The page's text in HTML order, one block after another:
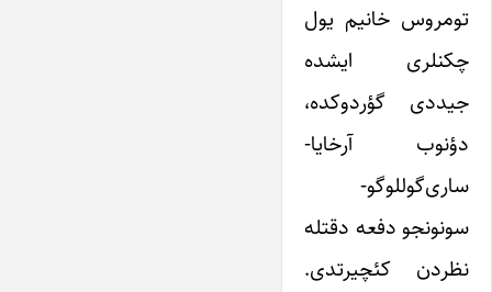
تومروس خانیم یول
چکنلری ایشده
جیددی گؤردوکده،
دؤنوب آرخایا-
ساری‌گوللوگو-
سونونجو دفعه دقتله
نظردن کئچیرتدی.